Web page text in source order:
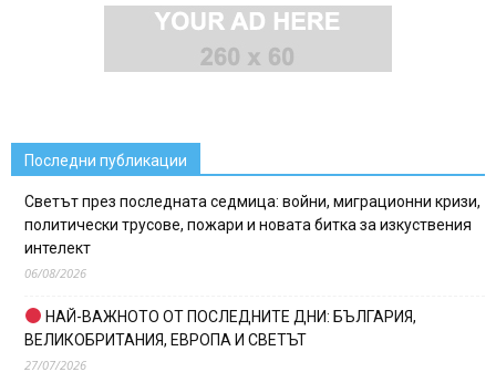
Последни публикации
Светът през последната седмица: войни, миграционни кризи,
политически трусове, пожари и новата битка за изкуствения
интелект
06/08/2026
НАЙ-ВАЖНОТО ОТ ПОСЛЕДНИТЕ ДНИ: БЪЛГАРИЯ,
ВЕЛИКОБРИТАНИЯ, ЕВРОПА И СВЕТЪТ
27/07/2026